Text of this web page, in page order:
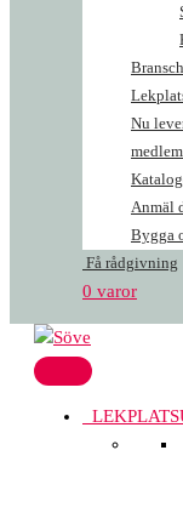
Nu
Anmäl
Bygga
Få rådgivning
0 varor